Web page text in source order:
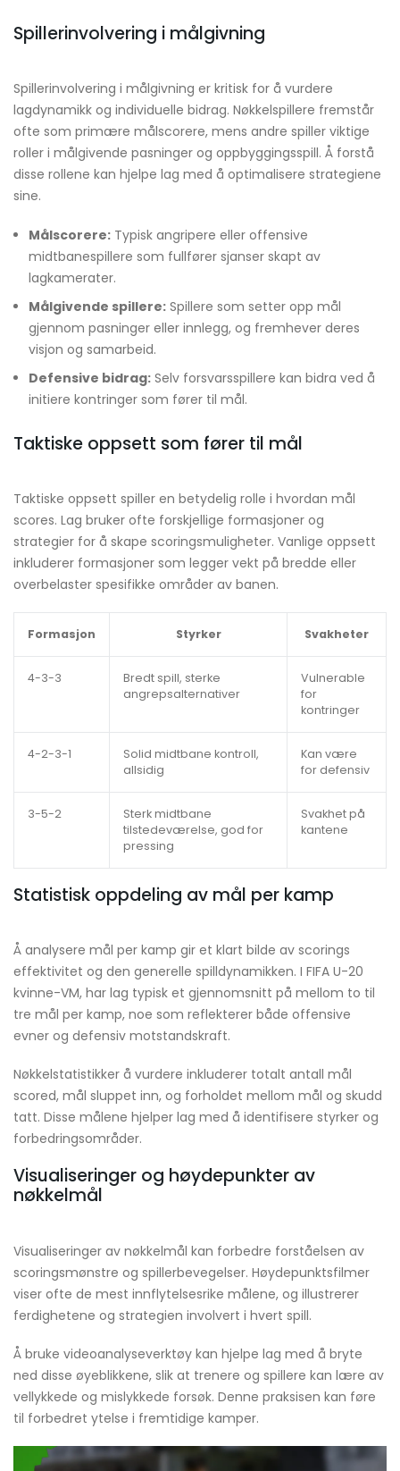
Spillerinvolvering i målgivning
Spillerinvolvering i målgivning er kritisk for å vurdere
lagdynamikk og individuelle bidrag. Nøkkelspillere fremstår
ofte som primære målscorere, mens andre spiller viktige
roller i målgivende pasninger og oppbyggingsspill. Å forstå
disse rollene kan hjelpe lag med å optimalisere strategiene
sine.
Målscorere: Typisk angripere eller offensive
midtbanespillere som fullfører sjanser skapt av
lagkamerater.
Målgivende spillere: Spillere som setter opp mål
gjennom pasninger eller innlegg, og fremhever deres
visjon og samarbeid.
Defensive bidrag: Selv forsvarsspillere kan bidra ved å
initiere kontringer som fører til mål.
Taktiske oppsett som fører til mål
Taktiske oppsett spiller en betydelig rolle i hvordan mål
scores. Lag bruker ofte forskjellige formasjoner og
strategier for å skape scoringsmuligheter. Vanlige oppsett
inkluderer formasjoner som legger vekt på bredde eller
overbelaster spesifikke områder av banen.
Formasjon Styrker Svakheter
4-3-3
Bredt spill, sterke
angrepsalternativer
Vulnerable
for
kontringer
4-2-3-1
Solid midtbane kontroll,
allsidig
Kan være
for defensiv
3-5-2
Sterk midtbane
tilstedeværelse, god for
pressing
Svakhet på
kantene
Statistisk oppdeling av mål per kamp
Å analysere mål per kamp gir et klart bilde av scorings
effektivitet og den generelle spilldynamikken. I FIFA U-20
kvinne-VM, har lag typisk et gjennomsnitt på mellom to til
tre mål per kamp, noe som reflekterer både offensive
evner og defensiv motstandskraft.
Nøkkelstatistikker å vurdere inkluderer totalt antall mål
scored, mål sluppet inn, og forholdet mellom mål og skudd
tatt. Disse målene hjelper lag med å identifisere styrker og
forbedringsområder.
Visualiseringer og høydepunkter av
nøkkelmål
Visualiseringer av nøkkelmål kan forbedre forståelsen av
scoringsmønstre og spillerbevegelser. Høydepunktsfilmer
viser ofte de mest innflytelsesrike målene, og illustrerer
ferdighetene og strategien involvert i hvert spill.
Å bruke videoanalyseverktøy kan hjelpe lag med å bryte
ned disse øyeblikkene, slik at trenere og spillere kan lære av
vellykkede og mislykkede forsøk. Denne praksisen kan føre
til forbedret ytelse i fremtidige kamper.